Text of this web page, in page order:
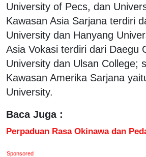
University of Pecs, dan
Kawasan Asia Sarjana terdiri
University dan Hanyang
Asia Vokasi terdiri dari Daegu
University dan Ulsan College;
Kawasan Amerika Sarjana
University.
Baca Juga :
Perpaduan Rasa Okinawa dan
Sponsored